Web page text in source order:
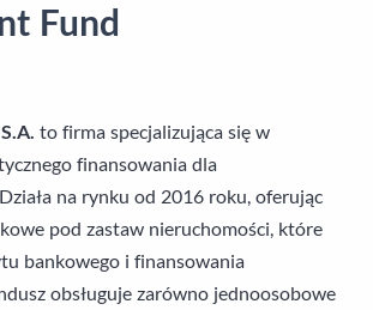
Fund
to firma specjalizująca się w
finansowania dla
na rynku od 2016 roku, oferując
pod zastaw nieruchomości, które
bankowego i finansowania
obsługuje zarówno jednoosobowe